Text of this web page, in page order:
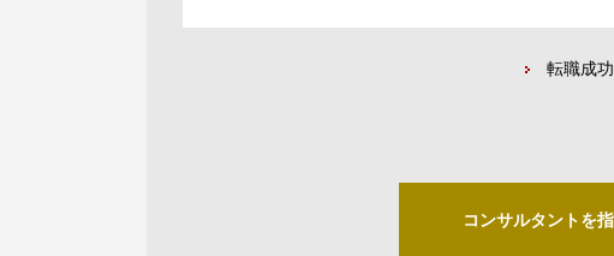
転職成
コンサルタントを